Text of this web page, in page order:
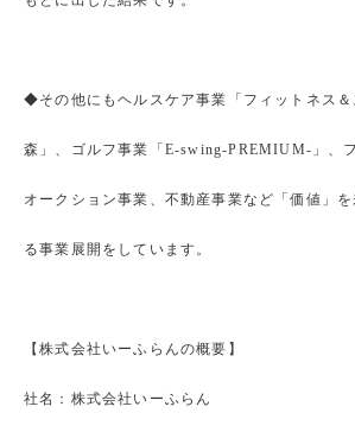
◆その他にもヘルスケア事業「フィットネス
森」、ゴルフ事業「E-swing-PREMIUM-」、
オークション事業、不動産事業など「価値」
る事業展開をしています。
【株式会社いーふらんの概要】
社名：株式会社いーふらん